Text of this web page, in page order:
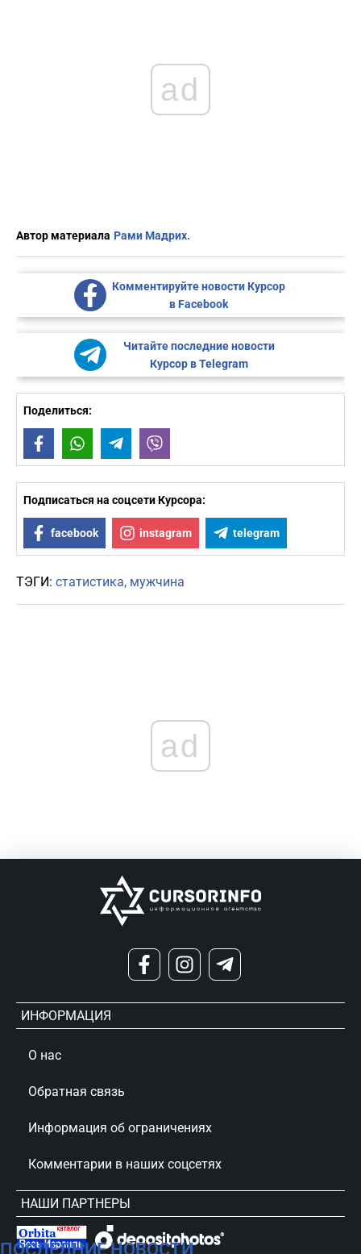
ad
Автор материала Рами Мадрих.
Комментируйте новости Курсор
в Facebook
Читайте последние новости
Курсор в Telegram
Поделиться:
FacebookWhatsAppTelegram
Подписаться на соцсети Курсора:
facebook instagram telegram
ТЭГИ: статистика мужчина
ПОСЛЕДНИЕ НОВОСТИ
ad
ИНФОРМАЦИЯ
О нас
Обратная связь
Информация об ограничениях
Комментарии в наших соцсетях
НАШИ ПАРТНЕРЫ